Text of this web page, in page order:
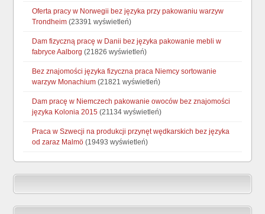
Oferta pracy w Norwegii bez języka przy pakowaniu warzyw
Trondheim (23391 wyświetleń)
Dam fizyczną pracę w Danii bez języka pakowanie mebli w
fabryce Aalborg (21826 wyświetleń)
Bez znajomości języka fizyczna praca Niemcy sortowanie
warzyw Monachium (21821 wyświetleń)
Dam pracę w Niemczech pakowanie owoców bez znajomości
języka Kolonia 2015 (21134 wyświetleń)
Praca w Szwecji na produkcji przynęt wędkarskich bez języka
od zaraz Malmö (19493 wyświetleń)